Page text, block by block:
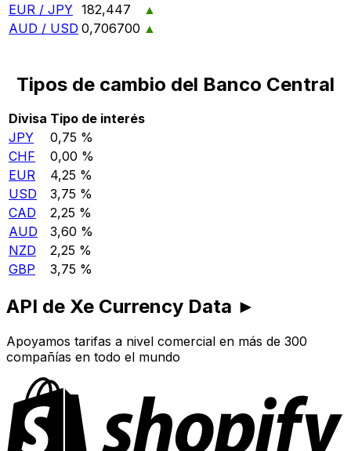
EUR / JPY 182,447
▲
AUD / USD 0,706700 ▲
Tipos de cambio del Banco Central
Divisa Tipo de interés
JPY
0,75 %
CHF
0,00 %
EUR
4,25 %
USD
3,75 %
CAD
2,25 %
AUD
3,60 %
NZD
2,25 %
GBP
3,75 %
API de Xe Currency Data ►
Apoyamos tarifas a nivel comercial en más de 300
compañías en todo el mundo